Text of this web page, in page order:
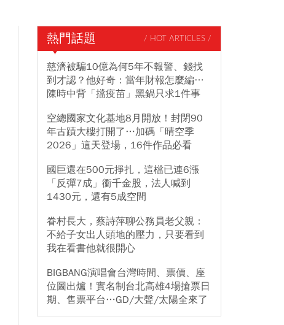
熱門話題 / HOT ARTICLES /
慈濟被騙10億為何5年不報警、錢找
到才認？他好奇：當年財報怎麼編…
陳時中背「擋疫苗」黑鍋只求1件事
空總國家文化基地8月開放！封閉90
年古蹟大樓打開了…加碼「晴空季
2026」這天登場，16件作品必看
國巨還在500元掙扎，這檔已連6漲
「反彈7成」衝千金股，法人喊到
1430元，還有5成空間
眷村長大，蔡詩萍聊公務員老父親：
不給子女出人頭地的壓力，只要看到
我在看書他就很開心
BIGBANG演唱會台灣時間、票價、座
位圖出爐！實名制台北高雄4場搶票日
期、售票平台…GD/大聲/太陽全來了